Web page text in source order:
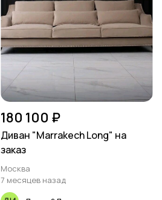
180 100 ₽
Диван "Marrakech Long" на
заказ
Москва
7 месяцев назад